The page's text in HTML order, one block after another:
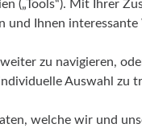
Futter
gegerbt/Ferse
(„Tools“). Mit Ihrer
Ihnen
zu navigieren,
Auswahl
welche wir und